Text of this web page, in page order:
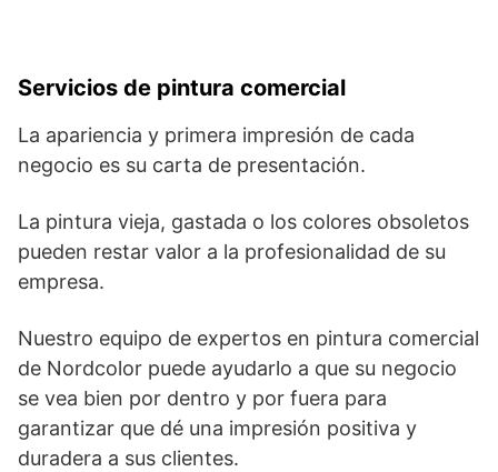
Servicios de pintura comercial
La apariencia y primera impresión de cada
negocio es su carta de presentación.
La pintura vieja, gastada o los colores obsoletos
pueden restar valor a la profesionalidad de su
empresa.
Nuestro equipo de expertos en pintura comercial
de Nordcolor puede ayudarlo a que su negocio
se vea bien por dentro y por fuera para
garantizar que dé una impresión positiva y
duradera a sus clientes.